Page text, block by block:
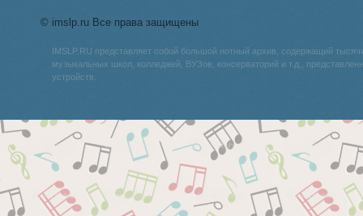
© imslp.ru Все права защищены
IMSLP.RU представляет собой большой нотный архив, содержащий
музыкальных школ, колледжей, ВУЗов, консерваторий и т.д.,
устройств.